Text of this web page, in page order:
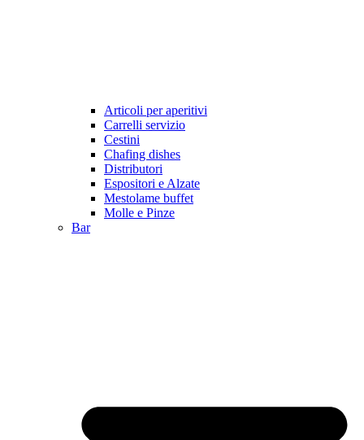
Articoli per aperitivi
Carrelli servizio
Cestini
Chafing dishes
Distributori
Espositori e Alzate
Mestolame buffet
Molle e Pinze
Bar